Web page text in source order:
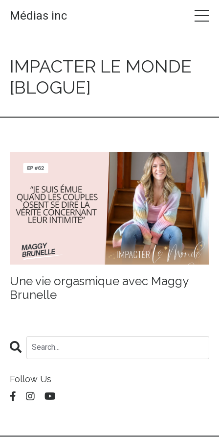
Médias inc
IMPACTER LE MONDE
[BLOGUE]
Une vie orgasmique avec Maggy
Brunelle
Follow Us